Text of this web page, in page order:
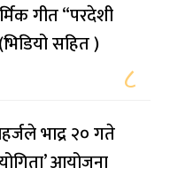
गीत “परदेशी
सहित )
८
भाद्र २० गते
आयोजना